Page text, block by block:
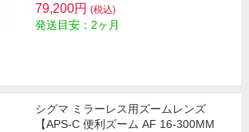
79,200円 (税込)
発送目安：2ヶ月
シグマ ミラーレス用ズームレンズ
【APS-C 便利ズーム AF 16-300MM